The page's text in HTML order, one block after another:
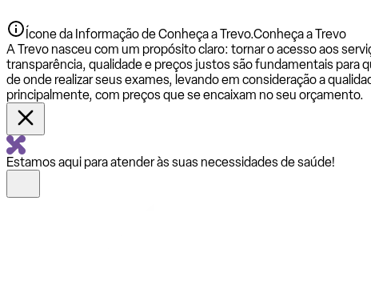
Ícone da Informação de Conheça a Trevo.Conheça a Trevo
A Trevo nasceu com um propósito claro: tornar o acesso aos
transparência, qualidade e preços justos são fundamentais para
de onde realizar seus exames, levando em consideração a
principalmente, com preços que se encaixam no seu orçamento.
Estamos aqui para atender às suas necessidades de saúde!